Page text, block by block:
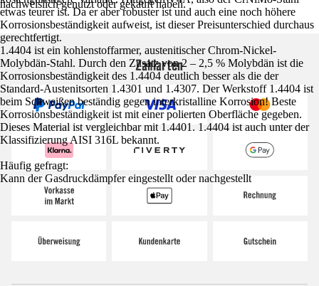
etwas teurer ist. Da er aber robuster ist und auch eine noch höhere
Korrosionsbeständigkeit aufweist, ist dieser Preisunterschied durchaus
gerechtfertigt.
1.4404 ist ein kohlenstoffarmer, austenitischer Chrom-Nickel-
Molybdän-Stahl. Durch den Zusatz von 2 – 2,5 % Molybdän ist die
Korrosionsbeständigkeit des 1.4404 deutlich besser als die der
Standard-Austenitsorten 1.4301 und 1.4307. Der Werkstoff 1.4404 ist
beim Schweißen beständig gegen interkristalline Korrosion! Beste
Korrosionsbeständigkeit ist mit einer polierten Oberfläche gegeben.
Dieses Material ist vergleichbar mit 1.4401. 1.4404 ist auch unter der
Klassifizierung AISI 316L bekannt.
Häufig gefragt:
Kann der Gasdruckdämpfer eingestellt oder nachgestellt
nachweislich genutzt oder gekauft haben.
Zahlarten